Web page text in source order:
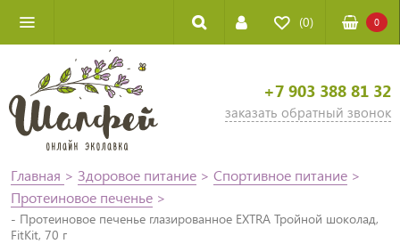
(0) 0
+7 903 388 81 32
заказать обратный звонок
Главная > Здоровое питание > Спортивное питание >
Протеиновое печенье >
- Протеиновое печенье глазированное EXTRA Тройной шоколад,
FitKit, 70 г